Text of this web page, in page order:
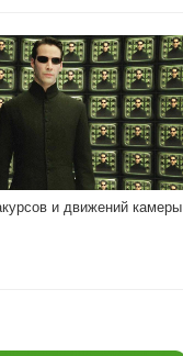
и движений камеры